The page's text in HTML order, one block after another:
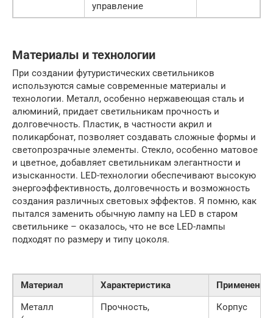
управление
Материалы и технологии
При создании футуристических светильников
используются самые современные материалы и
технологии. Металл, особенно нержавеющая сталь и
алюминий, придает светильникам прочность и
долговечность. Пластик, в частности акрил и
поликарбонат, позволяет создавать сложные формы и
светопрозрачные элементы. Стекло, особенно матовое
и цветное, добавляет светильникам элегантности и
изысканности. LED-технологии обеспечивают высокую
энергоэффективность, долговечность и возможность
создания различных световых эффектов. Я помню, как
пытался заменить обычную лампу на LED в старом
светильнике – оказалось, что не все LED-лампы
подходят по размеру и типу цоколя.
Материал Характеристика
Применение
Металл
Прочность,
Корпус